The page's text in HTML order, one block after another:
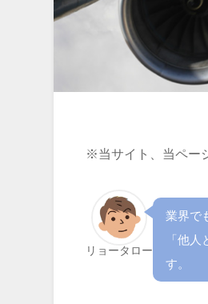
※当サイト、当ペー
リョータロー
業界で
「他
す。